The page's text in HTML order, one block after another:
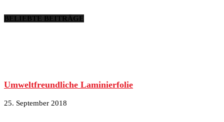
BELIEBTE BEITRÄGE
Umweltfreundliche Laminierfolie
25. September 2018